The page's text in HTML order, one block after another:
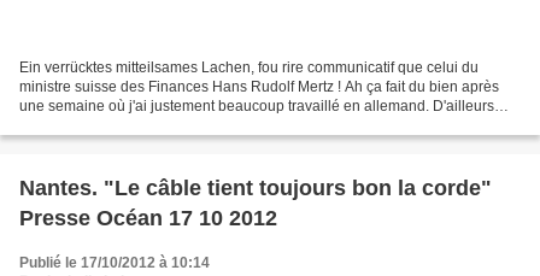
Ein verrücktes mitteilsames Lachen, fou rire communicatif que celui du
ministre suisse des Finances Hans Rudolf Mertz ! Ah ça fait du bien après
une semaine où j'ai justement beaucoup travaillé en allemand. D'ailleurs
Nantes. "Le câble tient toujours bon la corde"
Presse Océan 17 10 2012
Publié le 17/10/2012 à 10:14